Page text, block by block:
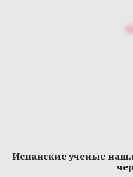
Испанские ученые